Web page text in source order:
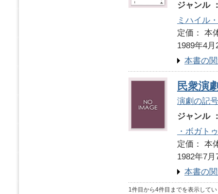
ジャンル
ミハイル
定価：
1989年4月
本書の
民衆演
演劇の記
ジャンル
・ボガト
定価：
1982年7月
本書の
1件目から4件目までを表示して